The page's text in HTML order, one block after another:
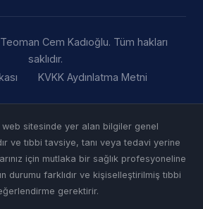
Cem Kadıoğlu. Tüm hakları
saklıdır.
KVKK Aydınlatma Metni
web sitesinde yer alan bilgiler genel
ve tıbbi tavsiye, tanı veya tedavi yerine
için mutlaka bir sağlık profesyoneline
durumu farklıdır ve kişiselleştirilmiş tıbbi
gerektirir.